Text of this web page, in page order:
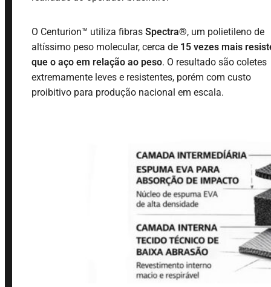
O Centurion™ utiliza fibras Spectra®, um polietileno de
altíssimo peso molecular, cerca de 15 vezes mais
que o aço em relação ao peso. O resultado são coletes
extremamente leves e resistentes, porém com custo
proibitivo para produção nacional em escala.